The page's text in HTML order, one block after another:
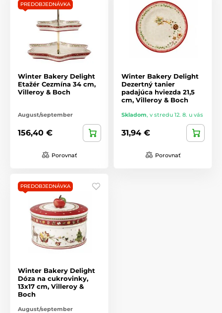
PREDOBJEDNÁVKA
Winter Bakery Delight
Etažér Cezmína 34 cm,
Villeroy & Boch
August/september
156,40 €
Porovnať
Winter Bakery Delight
Dezertný tanier
padajúca hviezda 21,5
cm, Villeroy & Boch
Skladom, v stredu 12. 8. u vás
31,94 €
Porovnať
PREDOBJEDNÁVKA
Winter Bakery Delight
Dóza na cukrovinky,
13x17 cm, Villeroy &
Boch
August/september